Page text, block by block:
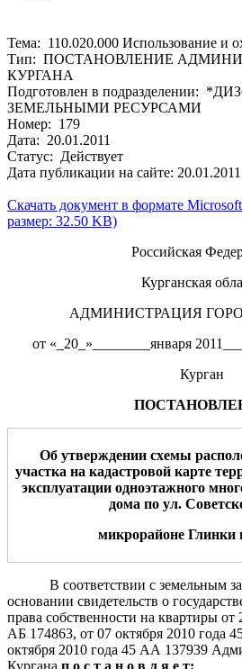
Тема: 110.020.000 Использование и
Тип: ПОСТАНОВЛЕНИЕ
КУРГАНА
Подготовлен в подразделении:
ЗЕМЕЛЬНЫМИ РЕСУРСАМИ
Номер: 179
Дата: 20.01.2011
Статус: Действует
Дата публикации на сайте: 20.01.2011
Скачать документ в формате
размер: 32.50 KB)
Российская
Курганская
АДМИНИСТРАЦИЯ
от «_20_»________января
Курган
Об утверждении схемы
участка на кадастровой карте
эксплуатации одноэтажного
дома по ул.
микрорайоне Глинки
В соответствии с земельным
основании свидетельств о
права собственности на квартиры от
АБ 174863, от 07 октября 2010 года
октября 2010 года 45 АА 137939
Кургана п о с т а н о в л я е т: